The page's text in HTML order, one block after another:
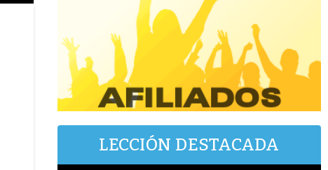
LECCIÓN DESTACADA